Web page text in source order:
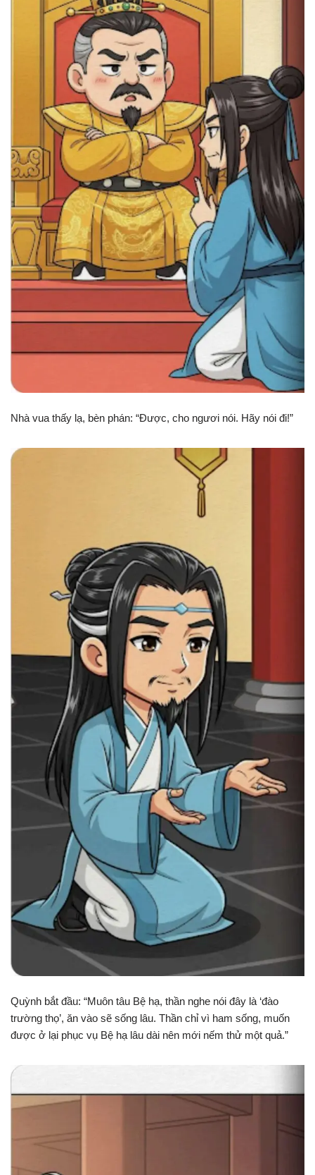
Nhà vua thấy lạ, bèn phán: “Được, cho ngươi nói. Hãy nói đi!”
Quỳnh bắt đầu: “Muôn tâu Bệ hạ, thần nghe nói đây là ‘đào
trường thọ’, ăn vào sẽ sống lâu. Thần chỉ vì ham sống, muốn
được ở lại phục vụ Bệ hạ lâu dài nên mới nếm thử một quả.”